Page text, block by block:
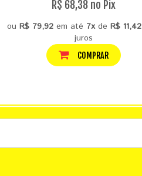
R$ 68,38 no Pix
ou R$ 79,92 em até 7xde R$ 11,42
juros
COMPRAR